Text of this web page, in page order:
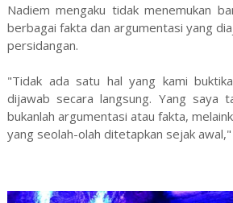
Nadiem mengaku tidak menemukan
berbagai fakta dan argumentasi yang
persidangan.
"Tidak ada satu hal yang kami
dijawab secara langsung. Yang saya
bukanlah argumentasi atau fakta,
yang seolah-olah ditetapkan sejak